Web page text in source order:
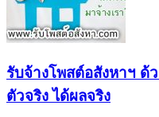
รับจ้างโพสต์อสังหาฯ ด้
ตัวจริง ได้ผลจริง‎